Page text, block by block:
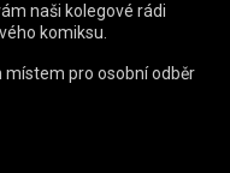
naši kolegové rádi
komiksu.
místem pro osobní odběr